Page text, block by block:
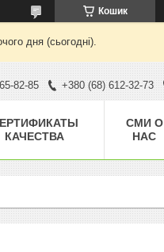
Кошик
дня (сьогодні).
82-85 +380 (68) 612-32-73
КАЧЕСТВА
СМИ О
НАС